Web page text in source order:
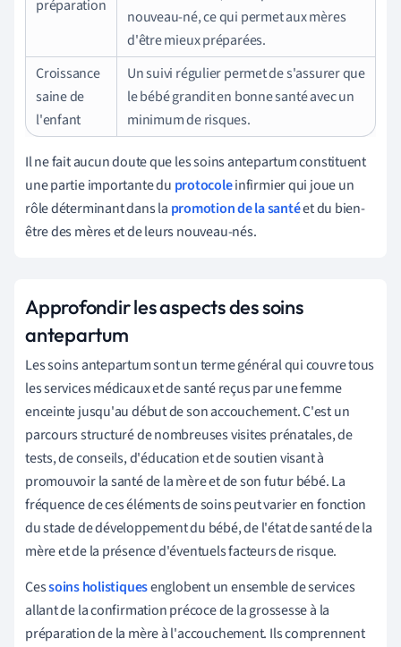
préparation
nouveau-né, ce qui permet aux mères
d'être mieux préparées.
Croissance
saine de
l'enfant
Un suivi régulier permet de s'assurer que
le bébé grandit en bonne santé avec un
minimum de risques.
Il ne fait aucun doute que les soins antepartum constituent
une partie importante du protocoleinfirmier qui joue un
rôle déterminant dans la promotion de la santéet du bien-
être des mères et de leurs nouveau-nés.
Approfondir les aspects des soins
antepartum
Les soins antepartum sont un terme général qui couvre tous
les services médicaux et de santé reçus par une femme
enceinte jusqu'au début de son accouchement. C'est un
parcours structuré de nombreuses visites prénatales, de
tests, de conseils, d'éducation et de soutien visant à
promouvoir la santé de la mère et de son futur bébé. La
fréquence de ces éléments de soins peut varier en fonction
du stade de développement du bébé, de l'état de santé de la
mère et de la présence d'éventuels facteurs de risque.
Cessoins holistiquesenglobent un ensemble de services
allant de la confirmation précoce de la grossesse à la
préparation de la mère à l'accouchement. Ils comprennent